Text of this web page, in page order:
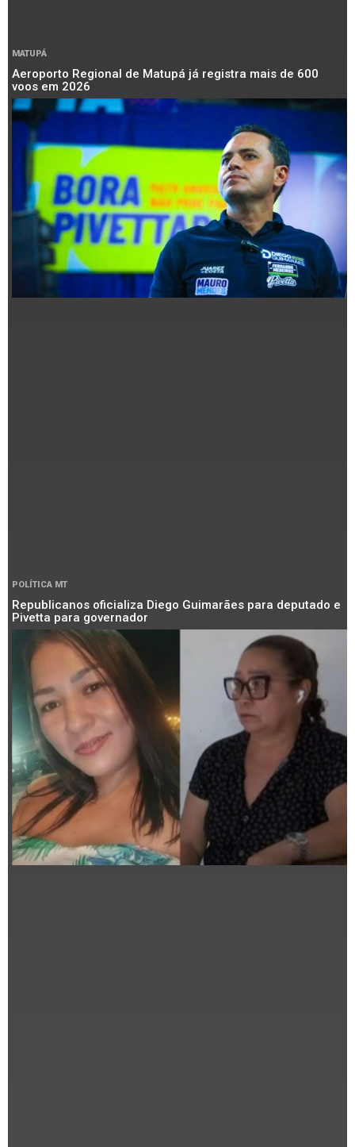
MATUPÁ
Aeroporto Regional de Matupá já registra mais de 600
voos em 2026
POLÍTICA MT
Republicanos oficializa Diego Guimarães para deputado e
Pivetta para governador